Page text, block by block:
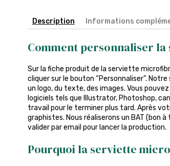
Description Informations
Comment personnaliser
Sur la fiche produit de la serviette
cliquer sur le bouton “Personnaliser”.
un logo, du texte, des images. Vous
logiciels tels que Illustrator, Photoshop,
travail pour le terminer plus tard. Après
graphistes. Nous réaliserons un BAT (bon
valider par email pour lancer la production.
Pourquoi la serviette